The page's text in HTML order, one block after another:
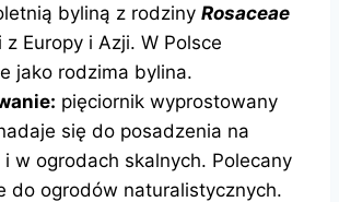
byliną z rodziny Rosaceae
z Europy i Azji. W Polsce
jako rodzima bylina.
pięciornik wyprostowany
się do posadzenia na
w ogrodach skalnych. Polecany
do ogrodów naturalistycznych.